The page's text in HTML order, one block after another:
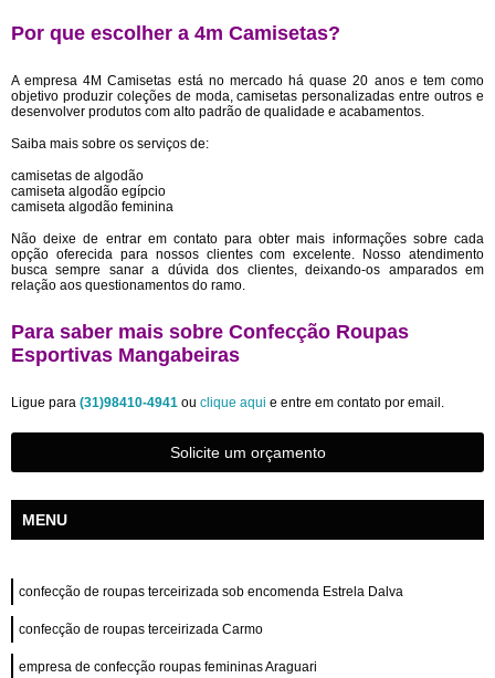
Por que escolher a 4m Camisetas?
A empresa 4M Camisetas está no mercado há quase 20 anos e tem como
objetivo produzir coleções de moda, camisetas personalizadas entre outros e
desenvolver produtos com alto padrão de qualidade e acabamentos.
Saiba mais sobre os serviços de:
camisetas de algodão
camiseta algodão egípcio
camiseta algodão feminina
Não deixe de entrar em contato para obter mais informações sobre cada
opção oferecida para nossos clientes com excelente. Nosso atendimento
busca sempre sanar a dúvida dos clientes, deixando-os amparados em
relação aos questionamentos do ramo.
Para saber mais sobre Confecção Roupas
Esportivas Mangabeiras
Ligue para (31)98410-4941 ou clique aqui e entre em contato por email.
Solicite um orçamento
MENU
confecção de roupas terceirizada sob encomenda Estrela Dalva
confecção de roupas terceirizada Carmo
empresa de confecção roupas femininas Araguari